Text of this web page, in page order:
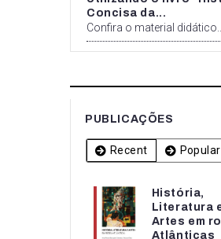
Concisa da...
Confira o material didático...
PUBLICAÇÕES
Recent Popular
História,
Literatura
Artes em
Atlânticas
História,
Literatura
Artes em